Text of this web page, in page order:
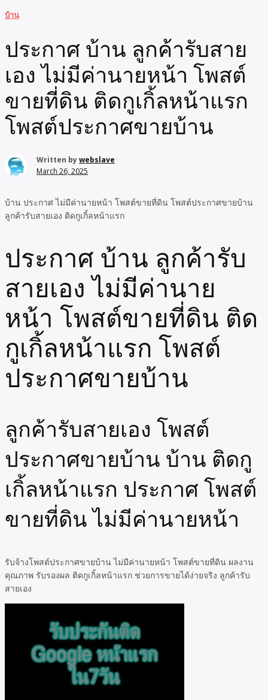
บ้าน
ประกาศ บ้าน ลูกค้ารับสาย
เอง ไม่มีค่านายหน้า โพสต์
ขายที่ดิน ติดกูเกิ้ลหน้าแรก
โพสต์ประกาศขายบ้าน
Written bywebslave
March 26, 2025
บ้าน ประกาศ ไม่มีค่านายหน้า โพสต์ขายที่ดิน โพสต์ประกาศขายบ้าน
ลูกค้ารับสายเอง ติดกูเกิ้ลหน้าแรก
ประกาศ บ้าน ลูกค้ารับ
สายเอง ไม่มีค่านาย
หน้า โพสต์ขายที่ดิน ติด
กูเกิ้ลหน้าแรก โพสต์
ประกาศขายบ้าน
ลูกค้ารับสายเอง โพสต์
ประกาศขายบ้าน บ้าน ติดกู
เกิ้ลหน้าแรก ประกาศ โพสต์
ขายที่ดิน ไม่มีค่านายหน้า
รับจ้างโพสต์ประกาศขายบ้าน ไม่มีค่านายหน้า โพสต์ขายที่ดิน ผลงาน
คุณภาพ รับรองผล ติดกูเกิ้ลหน้าแรก ช่วยการขายได้ง่ายจริง ลูกค้ารับ
สายเอง